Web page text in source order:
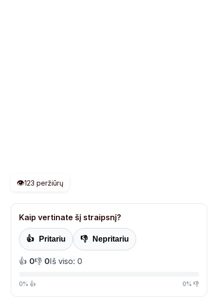
👁️123 peržiūrų
Kaip vertinate šį straipsnį?
👍 Pritariu 👎 Nepritariu
👍 0👎 0Iš viso: 0
0% 👍 0% 👎